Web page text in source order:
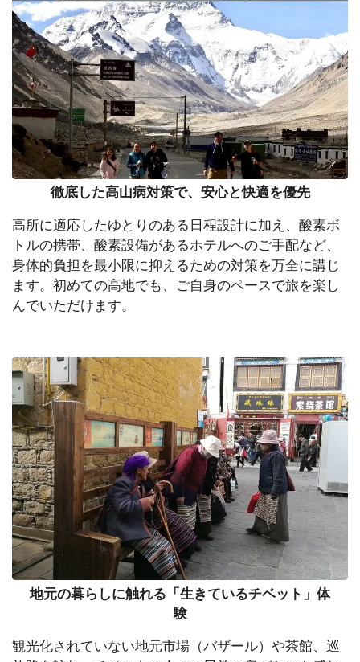
徹底した高山病対策で、安心と快適を優先
高所に適応したゆとりのある日程設計に加え、酸素ボ
トルの携帯、酸素設備があるホテルへのご手配など、
身体的負担を最小限に抑えるための対策を万全に講じ
ます。初めての高地でも、ご自身のペースで旅を楽し
んでいただけます。
地元の暮らしに触れる「生きているチベット」体
験
観光化されていない地元市場（バザール）や茶館、巡